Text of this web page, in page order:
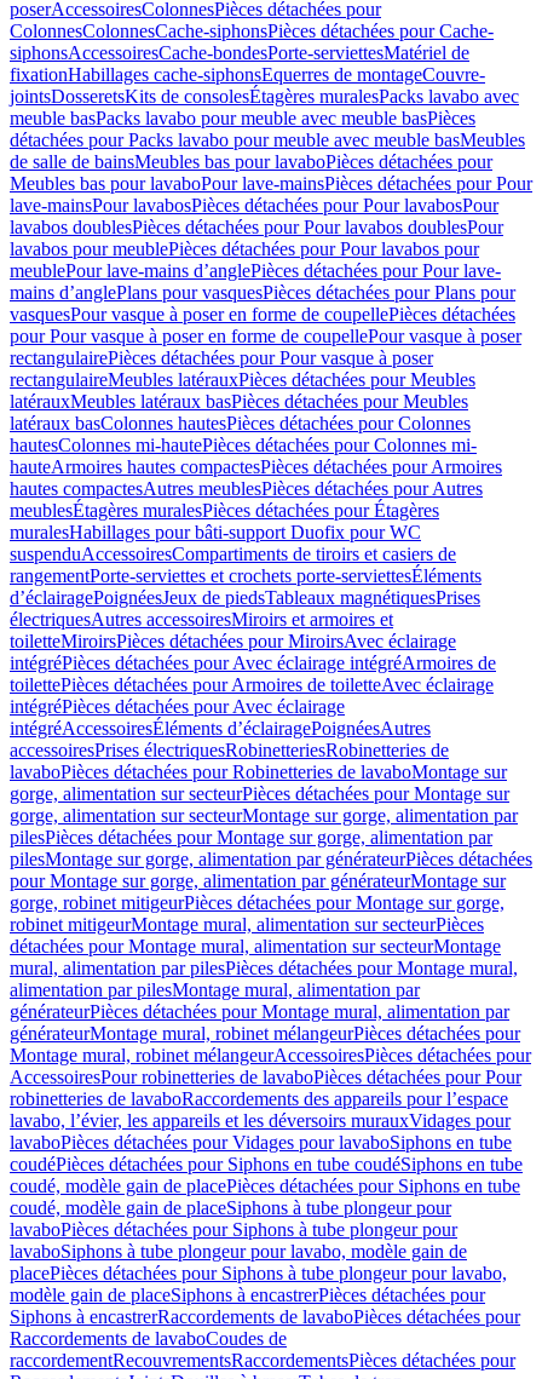
poserAccessoiresColonnesPièces détachées pour
ColonnesColonnesCache-siphonsPièces détachées pour Cache-
siphonsAccessoiresCache-bondesPorte-serviettesMatériel de
fixationHabillages cache-siphonsEquerres de montageCouvre-
jointsDosseretsKits de consolesÉtagères muralesPacks lavabo avec
meuble basPacks lavabo pour meuble avec meuble basPièces
détachées pour Packs lavabo pour meuble avec meuble basMeubles
de salle de bainsMeubles bas pour lavaboPièces détachées pour
Meubles bas pour lavaboPour lave-mainsPièces détachées pour Pour
lave-mainsPour lavabosPièces détachées pour Pour lavabosPour
lavabos doublesPièces détachées pour Pour lavabos doublesPour
lavabos pour meublePièces détachées pour Pour lavabos pour
meublePour lave-mains d’anglePièces détachées pour Pour lave-
mains d’anglePlans pour vasquesPièces détachées pour Plans pour
vasquesPour vasque à poser en forme de coupellePièces détachées
pour Pour vasque à poser en forme de coupellePour vasque à poser
rectangulairePièces détachées pour Pour vasque à poser
rectangulaireMeubles latérauxPièces détachées pour Meubles
latérauxMeubles latéraux basPièces détachées pour Meubles
latéraux basColonnes hautesPièces détachées pour Colonnes
hautesColonnes mi-hautePièces détachées pour Colonnes mi-
hauteArmoires hautes compactesPièces détachées pour Armoires
hautes compactesAutres meublesPièces détachées pour Autres
meublesÉtagères muralesPièces détachées pour Étagères
muralesHabillages pour bâti-support Duofix pour WC
suspenduAccessoiresCompartiments de tiroirs et casiers de
rangementPorte-serviettes et crochets porte-serviettesÉléments
d’éclairagePoignéesJeux de piedsTableaux magnétiquesPrises
électriquesAutres accessoiresMiroirs et armoires et
toiletteMiroirsPièces détachées pour MiroirsAvec éclairage
intégréPièces détachées pour Avec éclairage intégréArmoires de
toilettePièces détachées pour Armoires de toiletteAvec éclairage
intégréPièces détachées pour Avec éclairage
intégréAccessoiresÉléments d’éclairagePoignéesAutres
accessoiresPrises électriquesRobinetteriesRobinetteries de
lavaboPièces détachées pour Robinetteries de lavaboMontage sur
gorge, alimentation sur secteurPièces détachées pour Montage sur
gorge, alimentation sur secteurMontage sur gorge, alimentation par
pilesPièces détachées pour Montage sur gorge, alimentation par
pilesMontage sur gorge, alimentation par générateurPièces détachées
pour Montage sur gorge, alimentation par générateurMontage sur
gorge, robinet mitigeurPièces détachées pour Montage sur gorge,
robinet mitigeurMontage mural, alimentation sur secteurPièces
détachées pour Montage mural, alimentation sur secteurMontage
mural, alimentation par pilesPièces détachées pour Montage mural,
alimentation par pilesMontage mural, alimentation par
générateurPièces détachées pour Montage mural, alimentation par
générateurMontage mural, robinet mélangeurPièces détachées pour
Montage mural, robinet mélangeurAccessoiresPièces détachées pour
AccessoiresPour robinetteries de lavaboPièces détachées pour Pour
robinetteries de lavaboRaccordements des appareils pour l’espace
lavabo, l’évier, les appareils et les déversoirs murauxVidages pour
lavaboPièces détachées pour Vidages pour lavaboSiphons en tube
coudéPièces détachées pour Siphons en tube coudéSiphons en tube
coudé, modèle gain de placePièces détachées pour Siphons en tube
coudé, modèle gain de placeSiphons à tube plongeur pour
lavaboPièces détachées pour Siphons à tube plongeur pour
lavaboSiphons à tube plongeur pour lavabo, modèle gain de
placePièces détachées pour Siphons à tube plongeur pour lavabo,
modèle gain de placeSiphons à encastrerPièces détachées pour
Siphons à encastrerRaccordements de lavaboPièces détachées pour
Raccordements de lavaboCoudes de
raccordementRecouvrementsRaccordementsPièces détachées pour